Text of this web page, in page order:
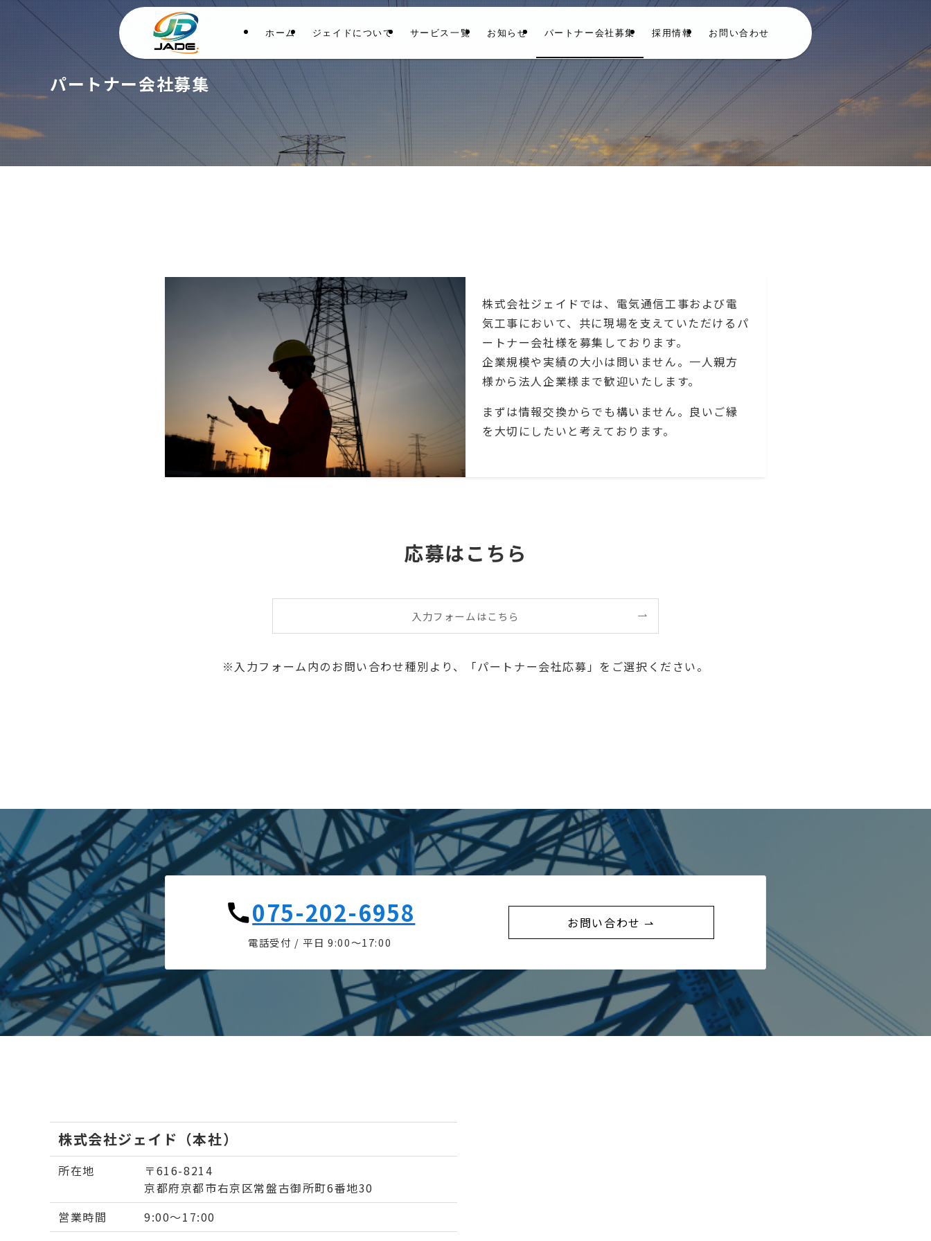
ホーム ジェイドについて サービス一覧 お知らせ パートナー会社募集 採用情報 お問い合わせ
パートナー会社募集
株式会社ジェイドでは、電気通信工事および電
気工事において、共に現場を支えていただけるパ
ートナー会社様を募集しております。
企業規模や実績の大小は問いません。一人親方
様から法人企業様まで歓迎いたします。
まずは情報交換からでも構いません。良いご縁
を大切にしたいと考えております。
応募はこちら
入力フォームはこちら
※入力フォーム内のお問い合わせ種別より、「パートナー会社応募」をご選択ください。
075-202-6958
電話受付 / 平日 9:00〜17:00
お問い合わせ ⇀
株式会社ジェイド（本社）
所在地
〒616-8214
京都府京都市右京区常盤古御所町6番地30
営業時間
9:00〜17:00